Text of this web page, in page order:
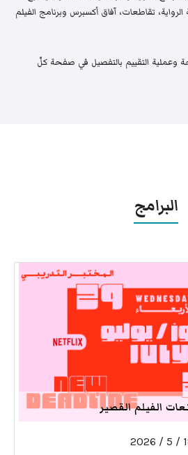
الرواية، تقاطعات، آفاق أكسبرس وبرنامج الفيلم
وعملية التقييم بالتفصيل في صفحة كلّ
البرامج
الفيلم القصير
18